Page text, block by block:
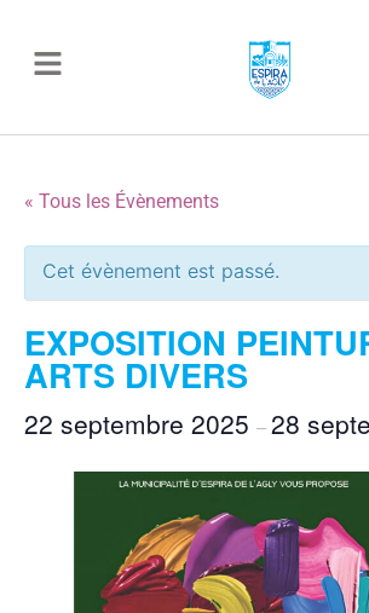
« Tous les Évènements
Cet évènement est passé.
EXPOSITION
ARTS DIVERS
22 septembre 2025 –28